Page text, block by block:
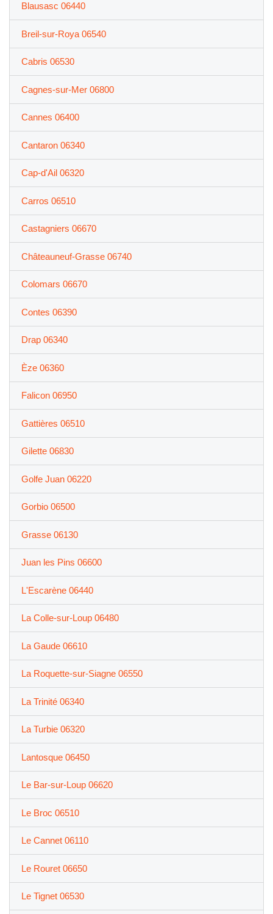
Blausasc 06440
Breil-sur-Roya 06540
Cabris 06530
Cagnes-sur-Mer 06800
Cannes 06400
Cantaron 06340
Cap-d'Ail 06320
Carros 06510
Castagniers 06670
Châteauneuf-Grasse 06740
Colomars 06670
Contes 06390
Drap 06340
Èze 06360
Falicon 06950
Gattières 06510
Gilette 06830
Golfe Juan 06220
Gorbio 06500
Grasse 06130
Juan les Pins 06600
L'Escarène 06440
La Colle-sur-Loup 06480
La Gaude 06610
La Roquette-sur-Siagne 06550
La Trinité 06340
La Turbie 06320
Lantosque 06450
Le Bar-sur-Loup 06620
Le Broc 06510
Le Cannet 06110
Le Rouret 06650
Le Tignet 06530